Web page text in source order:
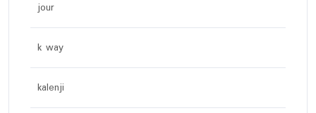
jour
k way
kalenji